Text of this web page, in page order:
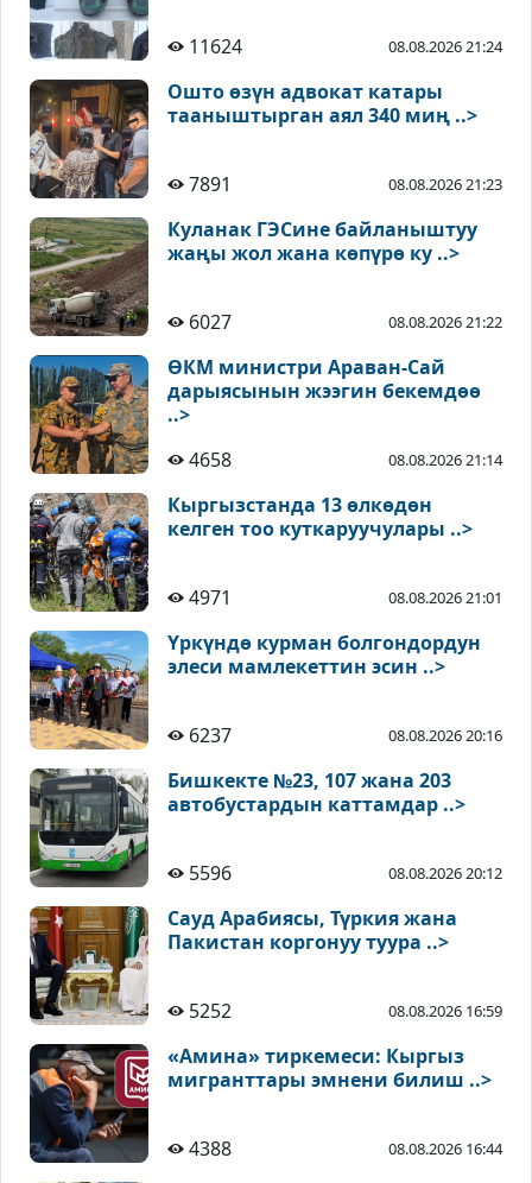
11624 08.08.2026 21:24
Ошто өзүн адвокат катары
тааныштырган аял 340 миң ..>
7891 08.08.2026 21:23
Куланак ГЭСине байланыштуу
жаңы жол жана көпүрө ку ..>
6027 08.08.2026 21:22
ӨКМ министри Араван-Сай
дарыясынын жээгин бекемдөө
..>
4658
08.08.2026 21:14
Кыргызстанда 13 өлкөдөн
келген тоо куткаруучулары ..>
4971 08.08.2026 21:01
Үркүндө курман болгондордун
элеси мамлекеттин эсин ..>
6237 08.08.2026 20:16
Бишкекте №23, 107 жана 203
автобустардын каттамдар ..>
5596 08.08.2026 20:12
Сауд Арабиясы, Түркия жана
Пакистан коргонуу туура ..>
5252 08.08.2026 16:59
«Амина» тиркемеси: Кыргыз
мигранттары эмнени билиш ..>
4388 08.08.2026 16:44